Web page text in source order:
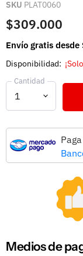
SKU PLAT0060
$309.000
Envío gratis
Disponibilidad:
Cantidad
Medios de